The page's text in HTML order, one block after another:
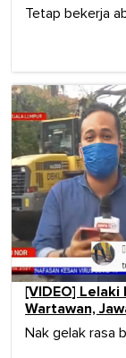
Tetap bekerja
[VIDEO] Lelaki
Wartawan,
Nak gelak rasa